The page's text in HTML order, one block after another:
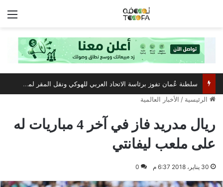
سلطنة عُمان تفوز برئاسة الاتحاد العربي للهوكي ونقل المقر لمسقط
الرئيسية / الأخبار العالمية
ريال مدريد فاز في آخر 4 مباريات له
على ملعب ليفانتي
30 يناير، 2018 6:37 م 0